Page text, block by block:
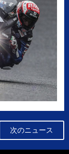
次のニュース